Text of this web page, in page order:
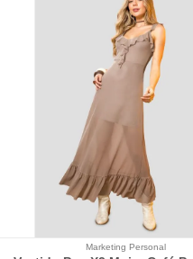
Marketing Personal